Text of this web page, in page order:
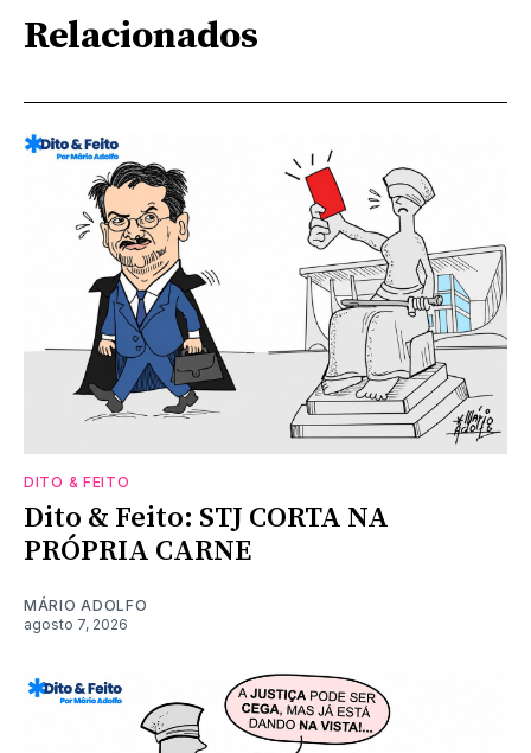
Relacionados
DITO & FEITO
Dito & Feito: STJ CORTA NA
PRÓPRIA CARNE
MÁRIO ADOLFO
agosto 7, 2026